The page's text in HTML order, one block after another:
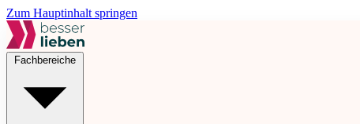
Zum Hauptinhalt springen
Fachbereiche